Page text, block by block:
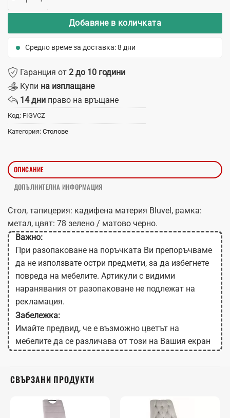
Добавяне в количката
Средно време за доставка: 8 дни
Гаранция от 2 до 10 години
Купи на изплащане
14 дни право на връщане
Код: FIGVCZ
Категория: Столове
ОПИСАНИЕ
ДОПЪЛНИТЕЛНА ИНФОРМАЦИЯ
Стол, тапицерия: кадифена материя Bluvel, рамка:
метал, цвят: 78 зелено / матово черно.
Важно:
При разопаковане на поръчката Ви препоръчваме
да не използвате остри предмети, за да избегнете
повреда на мебелите. Артикули с видими
наранявания от разопаковане не подлежат на
рекламация.
Забележка:
Имайте предвид, че е възможно цветът на
мебелите да се различава от този на Вашия екран
в зависимост от настройките на монитора.
СВЪРЗАНИ ПРОДУКТИ